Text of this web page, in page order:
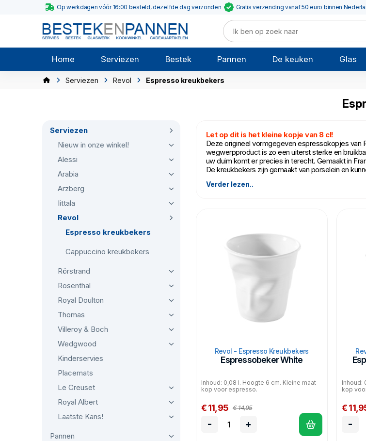
Op werkdagen vóór 16:00 besteld, dezelfde dag verzonden Gratis verzending vanaf 50 euro binnen
Home Serviezen Bestek Pannen De keuken Glas
Serviezen Revol Espresso kreukbekers
Serviezen
Nieuw in onze winkel!
Alessi
Arabia
Arzberg
Iittala
Revol
Espresso kreukbekers
Cappuccino kreukbekers
Rörstrand
Rosenthal
Royal Doulton
Thomas
Villeroy & Boch
Wedgwood
Kinderservies
Placemats
Le Creuset
Royal Albert
Laatste Kans!
Pannen
Let op dit is het kleine kopje van 8 cl!
Deze origineel vormgegeven espressokopjes van
wegwerpproduct is zo een uiterst sterke en
uw duim komt er precies in terecht. Gemaakt in
De kreukbekers zijn gemaakt van porselein en
Inhoud: 8 cl.
Verder lezen..
Revol - Espresso Kreukbekers
Espressobeker White
Inhoud: 0,08 l. Hoogte 6 cm. Kleine maat
kop voor espresso.
€ 11,95 € 14,95
- +
Inhoud:
kop
€
-